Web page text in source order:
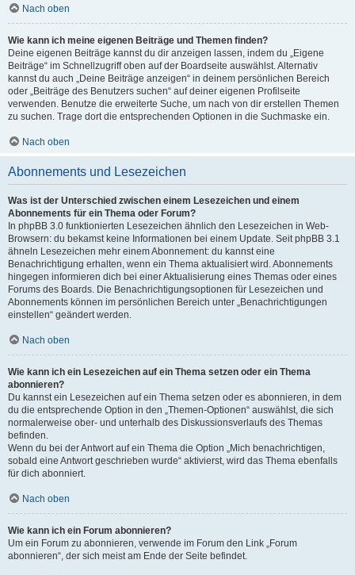
Nach oben
Wie kann ich meine eigenen Beiträge und Themen finden?
Deine eigenen Beiträge kannst du dir anzeigen lassen, indem du „Eigene
Beiträge“ im Schnellzugriff oben auf der Boardseite auswählst. Alternativ
kannst du auch „Deine Beiträge anzeigen“ in deinem persönlichen Bereich
oder „Beiträge des Benutzers suchen“ auf deiner eigenen Profilseite
verwenden. Benutze die erweiterte Suche, um nach von dir erstellen Themen
zu suchen. Trage dort die entsprechenden Optionen in die Suchmaske ein.
Nach oben
Abonnements und Lesezeichen
Was ist der Unterschied zwischen einem Lesezeichen und einem
Abonnements für ein Thema oder Forum?
In phpBB 3.0 funktionierten Lesezeichen ähnlich den Lesezeichen in Web-
Browsern: du bekamst keine Informationen bei einem Update. Seit phpBB 3.1
ähneln Lesezeichen mehr einem Abonnement: du kannst eine
Benachrichtigung erhalten, wenn ein Thema aktualisiert wird. Abonnements
hingegen informieren dich bei einer Aktualisierung eines Themas oder eines
Forums des Boards. Die Benachrichtigungsoptionen für Lesezeichen und
Abonnements können im persönlichen Bereich unter „Benachrichtigungen
einstellen“ geändert werden.
Nach oben
Wie kann ich ein Lesezeichen auf ein Thema setzen oder ein Thema
abonnieren?
Du kannst ein Lesezeichen auf ein Thema setzen oder es abonnieren, in dem
du die entsprechende Option in den „Themen-Optionen“ auswählst, die sich
normalerweise ober- und unterhalb des Diskussionsverlaufs des Themas
befinden.
Wenn du bei der Antwort auf ein Thema die Option „Mich benachrichtigen,
sobald eine Antwort geschrieben wurde“ aktivierst, wird das Thema ebenfalls
für dich abonniert.
Nach oben
Wie kann ich ein Forum abonnieren?
Um ein Forum zu abonnieren, verwende im Forum den Link „Forum
abonnieren“, der sich meist am Ende der Seite befindet.